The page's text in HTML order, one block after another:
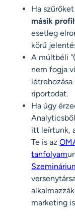
Ha
másik
esetleg
körű
A múltbéli
nem fogja
riportodat.
Ha úgy
itt leírtunk,
Te is az
tanfolyam
marketing